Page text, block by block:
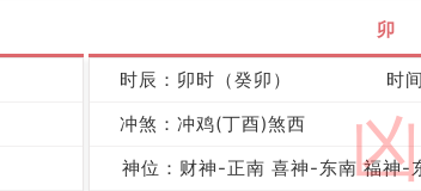
卯
时辰：卯时（癸卯）
时
冲煞：冲鸡(丁酉)煞西
神位：财神-正南 喜神-东南 福神-